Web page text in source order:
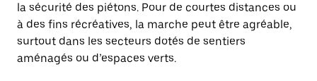
la sécurité des piétons. Pour de courtes distances ou
à des fins récréatives, la marche peut être agréable,
surtout dans les secteurs dotés de sentiers
aménagés ou d’espaces verts.